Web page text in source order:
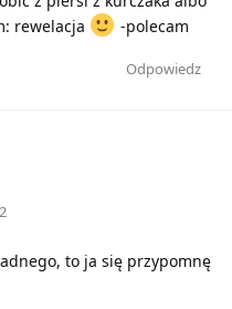
rewelacja
-polecam
Odpowiedz
to ja się przypomnę